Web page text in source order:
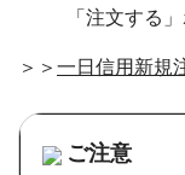
「注文する
＞＞ 一日信用新規
ご注意